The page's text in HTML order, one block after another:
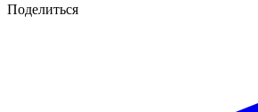
Поделиться